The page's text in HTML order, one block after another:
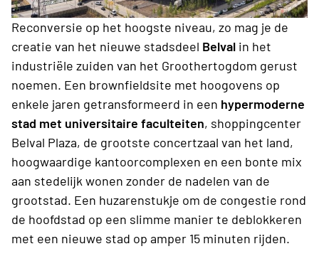
Reconversie op het hoogste niveau, zo mag je de
creatie van het nieuwe stadsdeel Belval in het
industriële zuiden van het Groothertogdom gerust
noemen. Een brownfieldsite met hoogovens op
enkele jaren getransformeerd in een hypermoderne
stad met universitaire faculteiten, shoppingcenter
Belval Plaza, de grootste concertzaal van het land,
hoogwaardige kantoorcomplexen en een bonte mix
aan stedelijk wonen zonder de nadelen van de
grootstad. Een huzarenstukje om de congestie rond
de hoofdstad op een slimme manier te deblokkeren
met een nieuwe stad op amper 15 minuten rijden.